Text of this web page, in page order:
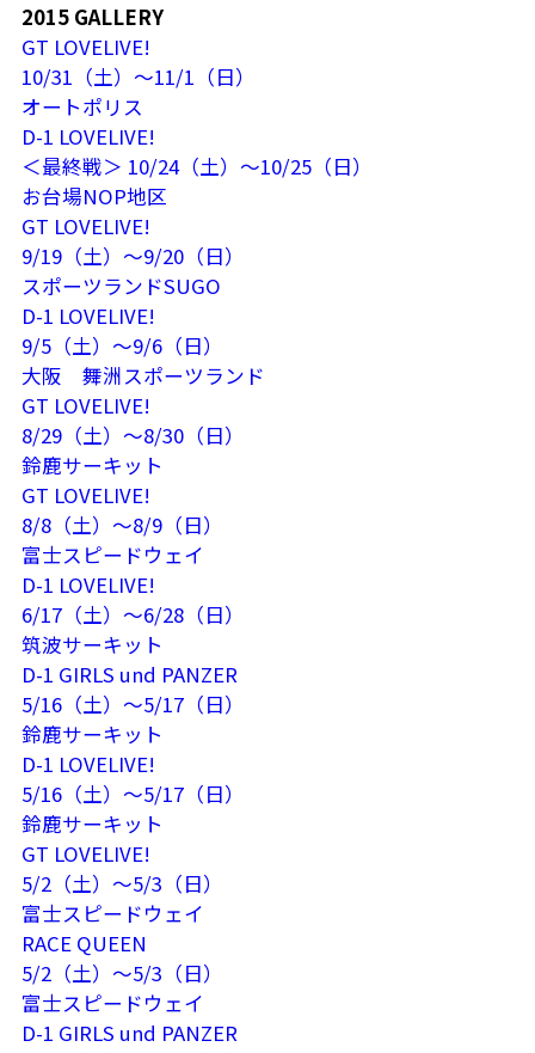
2015 GALLERY
GT LOVELIVE!
10/31（土）～11/1（日）
オートポリス
D-1 LOVELIVE!
＜最終戦＞ 10/24（土）～10/25（日）
お台場NOP地区
GT LOVELIVE!
9/19（土）～9/20（日）
スポーツランドSUGO
D-1 LOVELIVE!
9/5（土）～9/6（日）
大阪 舞洲スポーツランド
GT LOVELIVE!
8/29（土）～8/30（日）
鈴鹿サーキット
GT LOVELIVE!
8/8（土）～8/9（日）
富士スピードウェイ
D-1 LOVELIVE!
6/17（土）～6/28（日）
筑波サーキット
D-1 GIRLS und PANZER
5/16（土）～5/17（日）
鈴鹿サーキット
D-1 LOVELIVE!
5/16（土）～5/17（日）
鈴鹿サーキット
GT LOVELIVE!
5/2（土）～5/3（日）
富士スピードウェイ
RACE QUEEN
5/2（土）～5/3（日）
富士スピードウェイ
D-1 GIRLS und PANZER